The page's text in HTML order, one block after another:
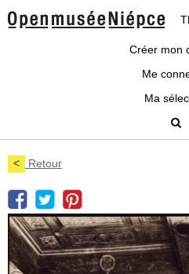
Créer mon
Me
Ma
< Retour